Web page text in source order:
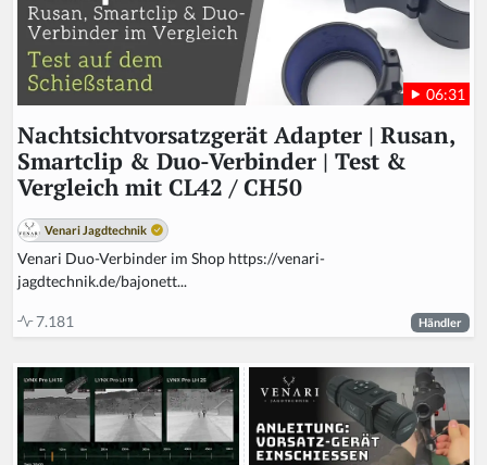
06:31
Nachtsichtvorsatzgerät Adapter | Rusan,
Smartclip & Duo-Verbinder | Test &
Vergleich mit CL42 / CH50
Venari Jagdtechnik
Venari Duo-Verbinder im Shop https://venari-
jagdtechnik.de/bajonett...
7.181 Händler